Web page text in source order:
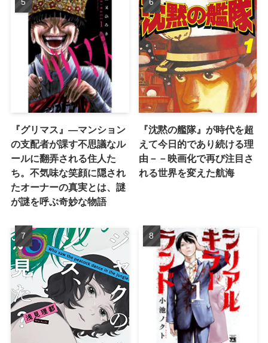
『グリマス』―マンション
の支配者が課す不思議なル
ールに翻弄される住人た
ち。不気味な笑顔に隠され
たオーナーの真実とは、謎
が謎を呼ぶ奇妙な物語
『沈黙の艦隊』が時代を超
えて今日的であり続ける理
由－－映画化で再び注目さ
れる世界を変えた航海